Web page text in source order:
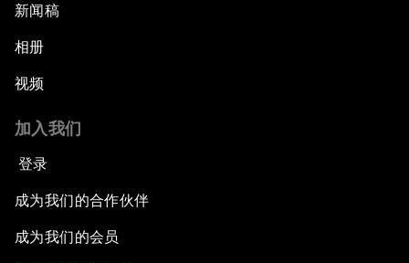
新闻稿
相册
视频
加入我们
登录
成为我们的合作伙伴
成为我们的会员